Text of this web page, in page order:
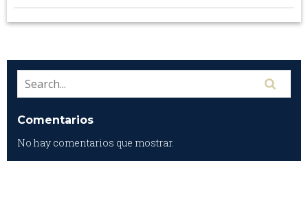
Comentarios
No hay comentarios que mostrar.